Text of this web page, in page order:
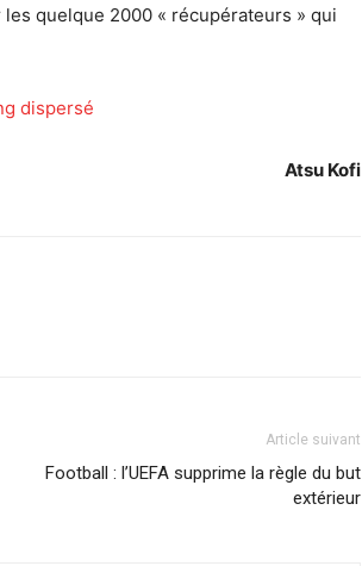
quelque 2000 « récupérateurs » qui
dispersé
Atsu Kofi
Article suivant
Football : l’UEFA supprime la règle du but
extérieur